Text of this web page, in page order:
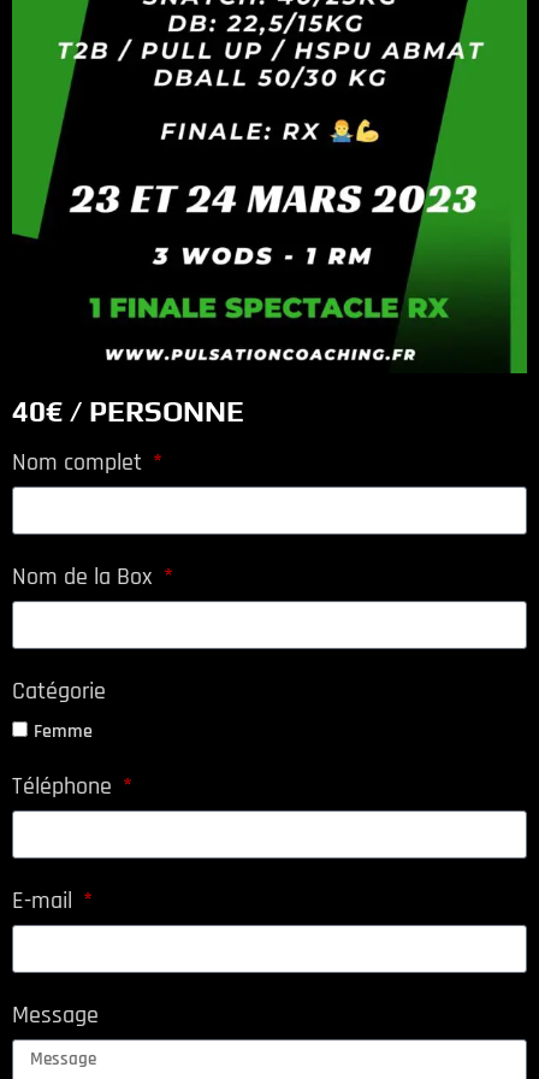
40€ / PERSONNE
Nom complet
Nom de la Box
Catégorie
Femme
Téléphone
E-mail
Message